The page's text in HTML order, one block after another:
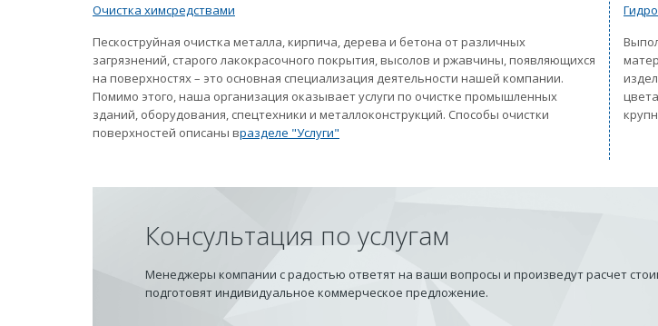
Очистка химсредствами
Пескоструйная очистка металла, кирпича, дерева и бетона от различных
загрязнений, старого лакокрасочного покрытия, высолов и ржавчины, появляющихся
на поверхностях – это основная специализация деятельности нашей компании.
Помимо этого, наша организация оказывает услуги по очистке промышленных
зданий, оборудования, спецтехники и металлоконструкций. Способы очистки
поверхностей описаны вразделе "Услуги"
Консультация по услугам
Менеджеры компании с радостью ответят на ваши вопросы и произведут расчет
подготовят индивидуальное коммерческое предложение.